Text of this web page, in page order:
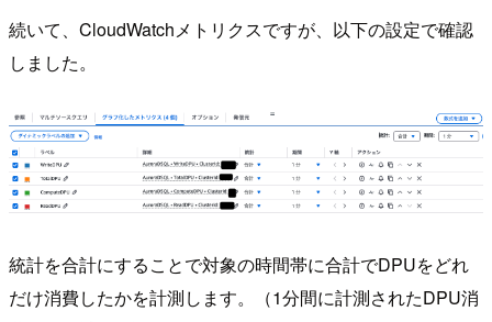
続いて、CloudWatchメトリクスですが、以下の設定で確認
しました。
統計を合計にすることで対象の時間帯に合計でDPUをどれ
だけ消費したかを計測します。（1分間に計測されたDPU消